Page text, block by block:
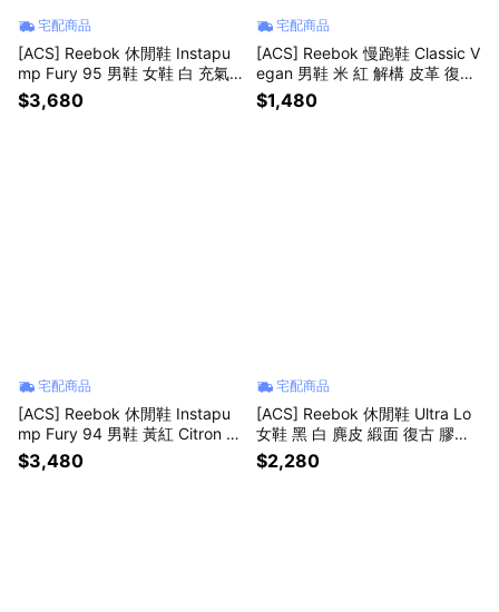
宅配商品
[ACS] Reebok 休閒鞋 Instapu
mp Fury 95 男鞋 女鞋 白 充氣
式 輕量 全白 運動鞋 10000835
6
$3,680
宅配商品
[ACS] Reebok 慢跑鞋 Classic V
egan 男鞋 米 紅 解構 皮革 復古
抽繩 IG9802
$1,480
宅配商品
[ACS] Reebok 休閒鞋 Instapu
mp Fury 94 男鞋 黃紅 Citron 3
0週年 充氣式 緩衝 休閒鞋 1000
74910
$3,480
宅配商品
[ACS] Reebok 休閒鞋 Ultra Lo
女鞋 黑 白 麂皮 緞面 復古 膠底
100245704
$2,280